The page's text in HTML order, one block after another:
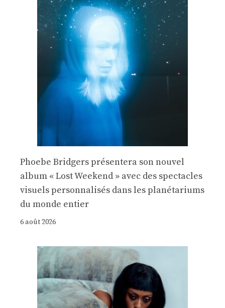
Phoebe Bridgers présentera son nouvel
album « Lost Weekend » avec des spectacles
visuels personnalisés dans les planétariums
du monde entier
6 août 2026